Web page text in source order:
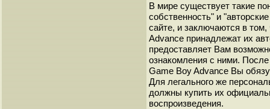
В мире существует такие
собственность" и
сайте, и заключаются в
Advance принадлежат их
предоставляет Вам
ознакомления с ними.
Game Boy Advance Вы
Для легального же
должны купить их
воспроизведения.